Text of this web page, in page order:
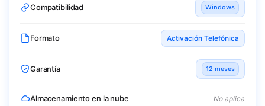
Compatibilidad Windows
Formato Activación Telefónica
Garantía 12 meses
Almacenamiento en la nube No aplica